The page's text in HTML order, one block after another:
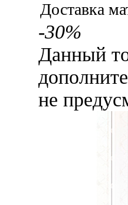
Доставка
-30%
Данный
не